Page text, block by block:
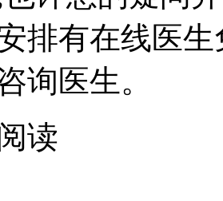
排有在线医
询医生。
读